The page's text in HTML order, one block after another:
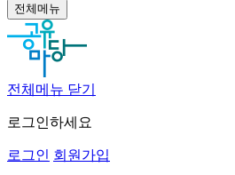
전체메뉴
전체메뉴 닫기
로그인하세요
로그인 회원가입